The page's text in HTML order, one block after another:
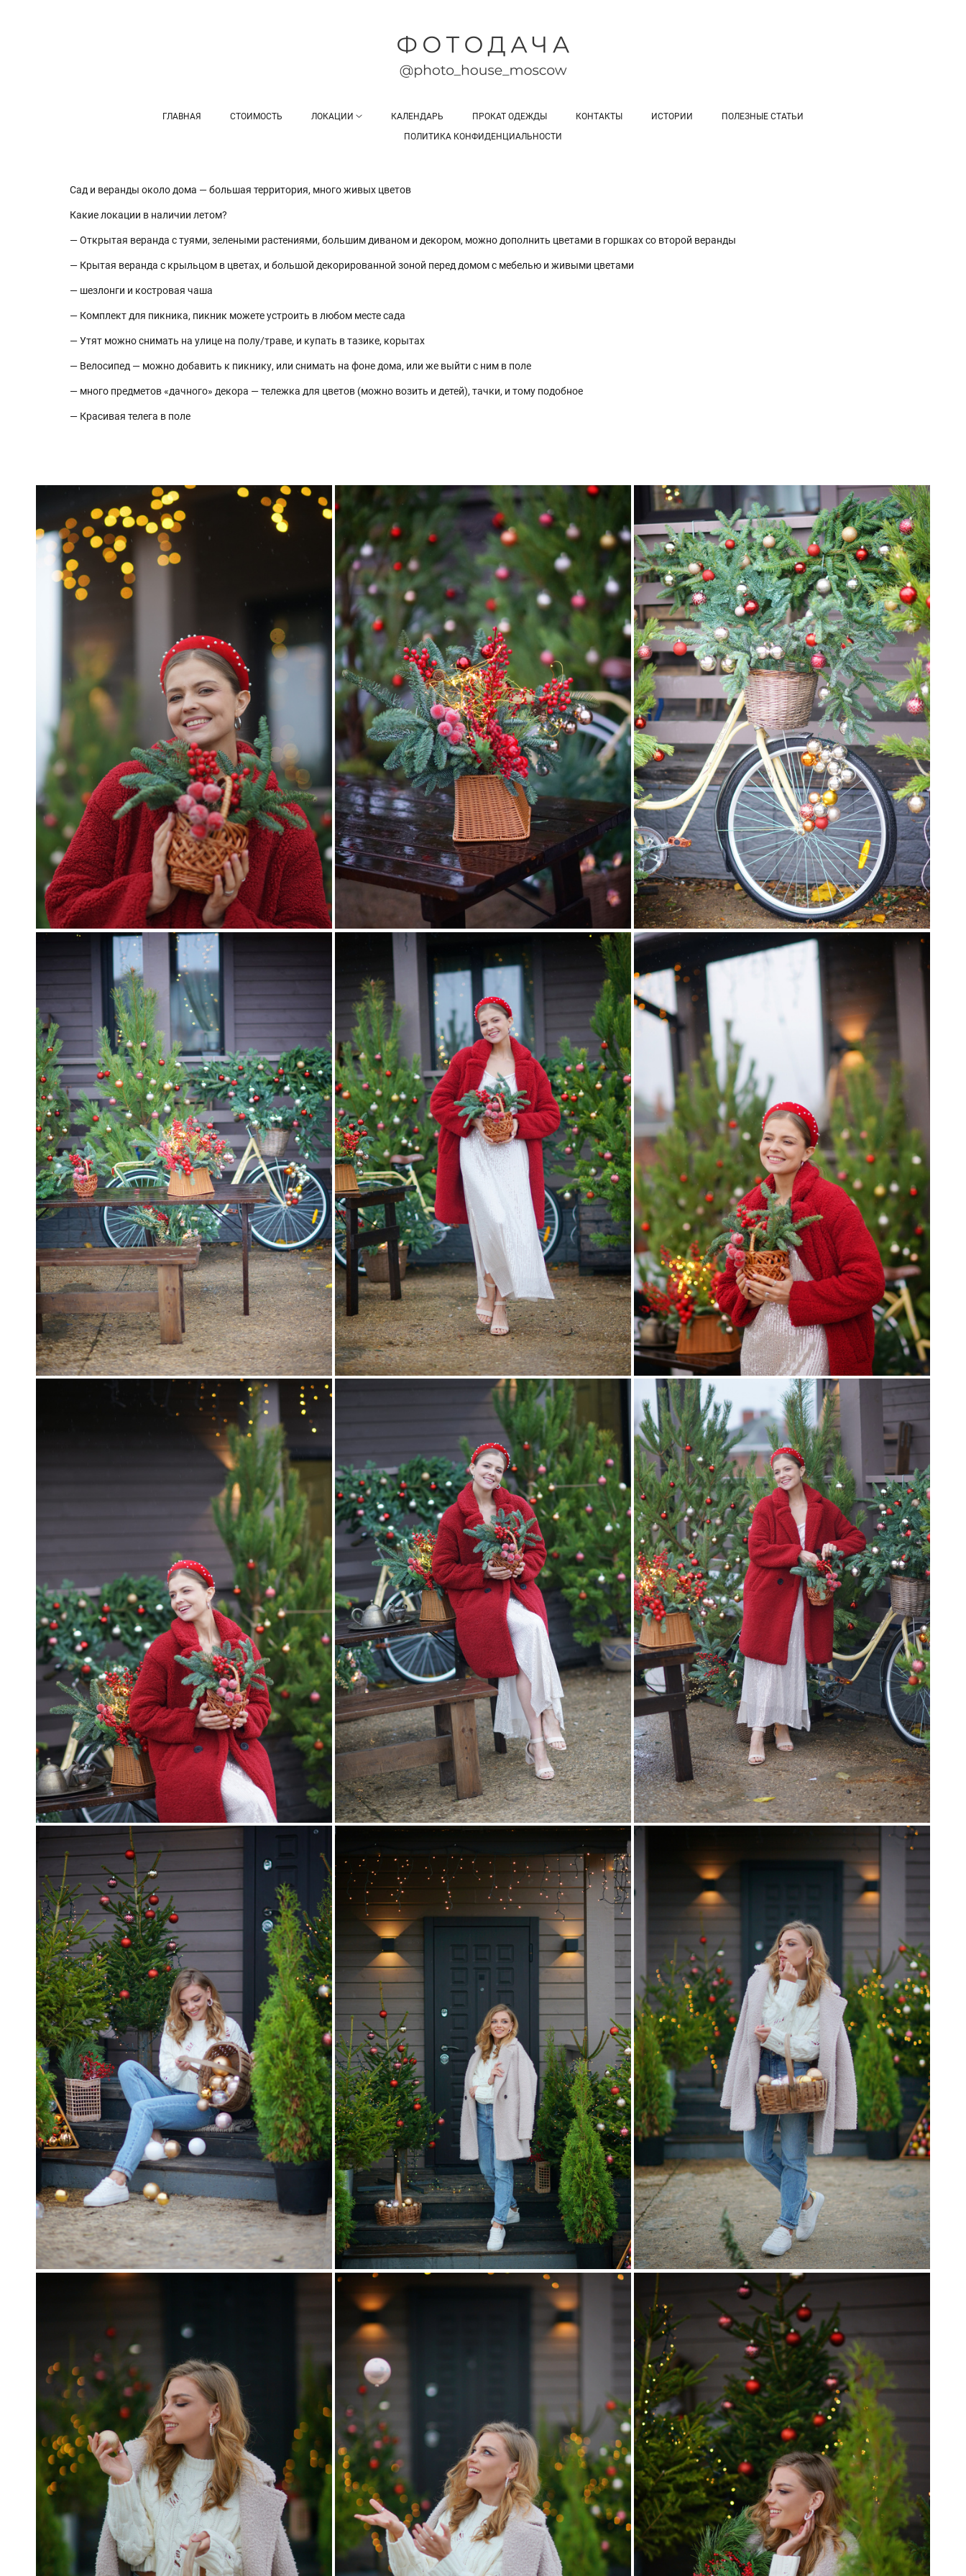
ГЛАВНАЯ СТОИМОСТЬ ЛОКАЦИИ КАЛЕНДАРЬ ПРОКАТ ОДЕЖДЫ КОНТАКТЫ ИСТОРИИ
ПОЛЕЗНЫЕ СТАТЬИ
ПОЛИТИКА КОНФИДЕНЦИАЛЬНОСТИ
Сад и веранды около дома — большая территория, много живых цветов
Какие локации в наличии летом?
— Открытая веранда с туями, зелеными растениями, большим диваном и декором, можно дополнить цветами в горшках со второй веранды
— Крытая веранда с крыльцом в цветах, и большой декорированной зоной перед домом с мебелью и живыми цветами
— шезлонги и костровая чаша
— Комплект для пикника, пикник можете устроить в любом месте сада
— Утят можно снимать на улице на полу/траве, и купать в тазике, корытах
— Велосипед — можно добавить к пикнику, или снимать на фоне дома, или же выйти с ним в поле
— много предметов «дачного» декора — тележка для цветов (можно возить и детей), тачки, и тому подобное
— Красивая телега в поле